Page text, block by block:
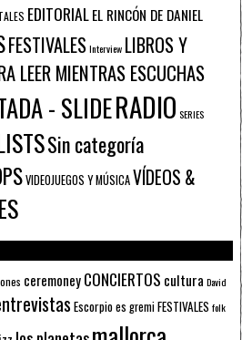
EDITORIALEL RINCÓN DE DANIEL
FESTIVALESInterview LIBROS Y
LEER MIENTRAS ESCUCHAS
- SLIDERADIO SERIES
Sin categoría
VIDEOJUEGOS Y MÚSICAVÍDEOS &
ceremoneyCONCIERTOS cultura David
Escorpioes gremiFESTIVALES folk